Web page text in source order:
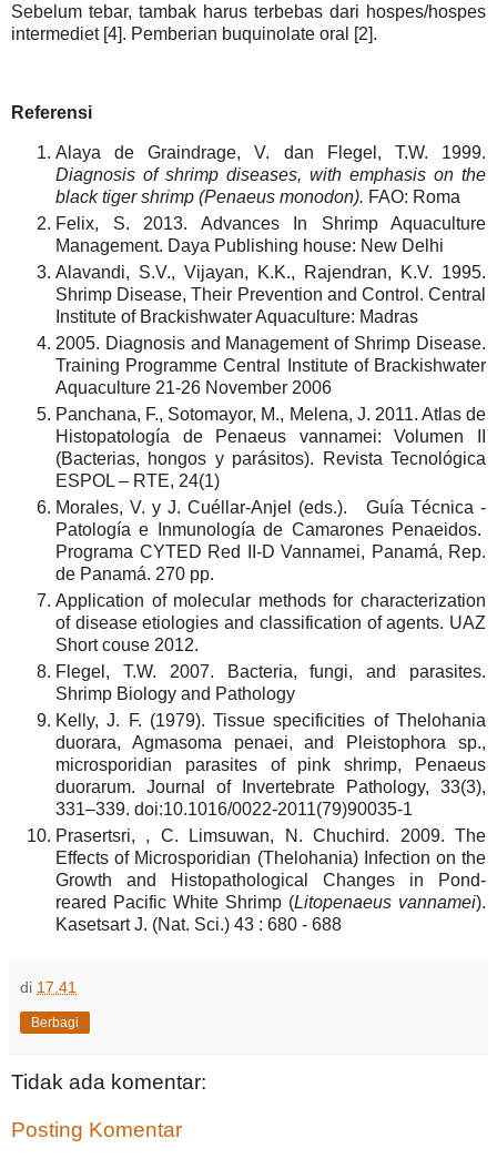
Sebelum tebar, tambak harus terbebas dari hospes/hospes
intermediet [4]. Pemberian buquinolate oral [2].
Referensi
Alaya de Graindrage, V. dan Flegel, T.W. 1999.
Diagnosis of shrimp diseases, with emphasis on the
black tiger shrimp (Penaeus monodon). FAO: Roma
Felix, S. 2013. Advances In Shrimp Aquaculture
Management. Daya Publishing house: New Delhi
Alavandi, S.V., Vijayan, K.K., Rajendran, K.V. 1995.
Shrimp Disease, Their Prevention and Control. Central
Institute of Brackishwater Aquaculture: Madras
2005. Diagnosis and Management of Shrimp Disease.
Training Programme Central Institute of Brackishwater
Aquaculture 21-26 November 2006
Panchana, F., Sotomayor, M., Melena, J. 2011. Atlas de
Histopatología de Penaeus vannamei: Volumen II
(Bacterias, hongos y parásitos). Revista Tecnológica
ESPOL – RTE, 24(1)
Morales, V. y J. Cuéllar-Anjel (eds.). Guía Técnica -
Patología e Inmunología de Camarones Penaeidos.
Programa CYTED Red II-D Vannamei, Panamá, Rep.
de Panamá. 270 pp.
Application of molecular methods for characterization
of disease etiologies and classification of agents. UAZ
Short couse 2012.
Flegel, T.W. 2007. Bacteria, fungi, and parasites.
Shrimp Biology and Pathology
Kelly, J. F. (1979). Tissue specificities of Thelohania
duorara, Agmasoma penaei, and Pleistophora sp.,
microsporidian parasites of pink shrimp, Penaeus
duorarum. Journal of Invertebrate Pathology, 33(3),
331–339. doi:10.1016/0022-2011(79)90035-1
Prasertsri, , C. Limsuwan, N. Chuchird. 2009. The
Effects of Microsporidian (Thelohania) Infection on the
Growth and Histopathological Changes in Pond-
reared Pacific White Shrimp (Litopenaeus vannamei).
Kasetsart J. (Nat. Sci.) 43 : 680 - 688
di 17.41
Berbagi
Tidak ada komentar:
Posting Komentar